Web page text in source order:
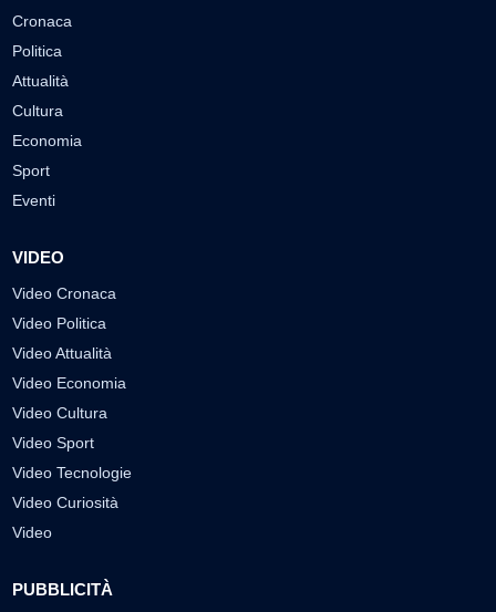
Cronaca
Politica
Attualità
Cultura
Economia
Sport
Eventi
VIDEO
Video Cronaca
Video Politica
Video Attualità
Video Economia
Video Cultura
Video Sport
Video Tecnologie
Video Curiosità
Video
PUBBLICITÀ